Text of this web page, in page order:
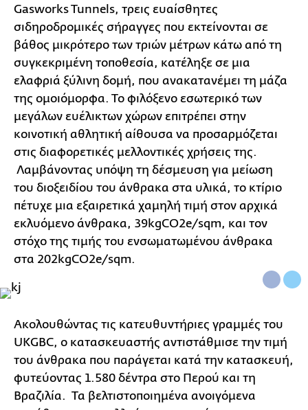
Gasworks Tunnels, τρεις ευαίσθητες
σιδηροδρομικές σήραγγες που εκτείνονται σε
βάθος μικρότερο των τριών μέτρων κάτω από τη
συγκεκριμένη τοποθεσία, κατέληξε σε μια
ελαφριά ξύλινη δομή, που ανακατανέμει τη μάζα
της ομοιόμορφα. Το φιλόξενο εσωτερικό των
μεγάλων ευέλικτων χώρων επιτρέπει στην
κοινοτική αθλητική αίθουσα να προσαρμόζεται
στις διαφορετικές μελλοντικές χρήσεις της.
Λαμβάνοντας υπόψη τη δέσμευση για μείωση
του διοξειδίου του άνθρακα στα υλικά, το κτίριο
πέτυχε μια εξαιρετικά χαμηλή τιμή στον αρχικά
εκλυόμενο άνθρακα, 39kgCO2e/sqm, και τον
στόχο της τιμής του ενσωματωμένου άνθρακα
στα 202kgCO2e/sqm.
Ακολουθώντας τις κατευθυντήριες γραμμές του
UKGBC, ο κατασκευαστής αντιστάθμισε την τιμή
του άνθρακα που παράγεται κατά την κατασκευή,
φυτεύοντας 1.580 δέντρα στο Περού και τη
Βραζιλία. Τα βελτιστοποιημένα ανοιγόμενα